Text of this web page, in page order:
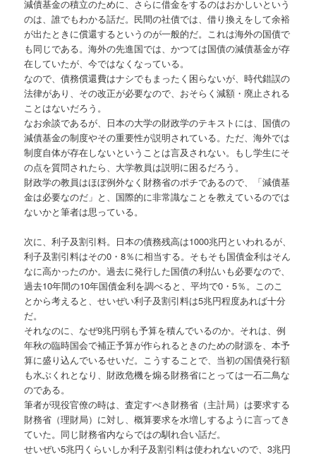
減債基金の積立のために、さらに借金をするのはおかしいという
のは、誰でもわかる話だ。民間の社債では、借り換えをして余裕
が出たときに償還するというのが一般的だ。これは海外の国債で
も同じである。海外の先進国では、かつては国債の減債基金が存
在していたが、今ではなくなっている。
なので、債務償還費はナシでもまったく困らないが、時代錯誤の
法律があり、その改正が必要なので、おそらく減額・廃止される
ことはないだろう。
なお余談であるが、日本の大学の財政学のテキストには、国債の
減債基金の制度やその重要性が説明されている。ただ、海外では
制度自体が存在しないということは言及されない。もし学生にそ
の点を質問されたら、大学教員は説明に困るだろう。
財政学の教員はほぼ例外なく財務省のポチであるので、「減債基
金は必要なのだ」と、国際的に非常識なことを教えているのでは
ないかと筆者は思っている。
次に、利子及割引料。日本の債務残高は1000兆円といわれるが、
利子及割引料はその0・8％に相当する。そもそも国債金利はそん
なに高かったのか。過去に発行した国債の利払いも必要なので、
過去10年間の10年国債金利を調べると、平均で0・5％。このこ
とから考えると、せいぜい利子及割引料は5兆円程度あれば十分
だ。
それなのに、なぜ9兆円弱も予算を積んでいるのか。それは、例
年秋の臨時国会で補正予算が作られるときのための財源を、本予
算に盛り込んでいるせいだ。こうすることで、当初の国債発行額
も水ぶくれとなり、財政危機を煽る財務省にとっては一石二鳥な
のである。
筆者が現役官僚の時は、査定すべき財務省（主計局）は要求する
財務省（理財局）に対し、概算要求を水増しするように言ってき
ていた。同じ財務省内ならではの馴れ合い話だ。
せいぜい5兆円くらいしか利子及割引料は使われないので、3兆円